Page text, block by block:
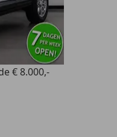
€ 8.000,-